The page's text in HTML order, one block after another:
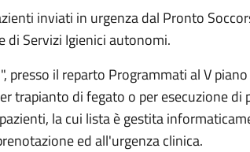
inviati in urgenza dal Pronto
Servizi Igienici autonomi.
il reparto Programmati al V
trapianto di fegato o per esecuzione di
la cui lista è gestita
ed all'urgenza clinica.